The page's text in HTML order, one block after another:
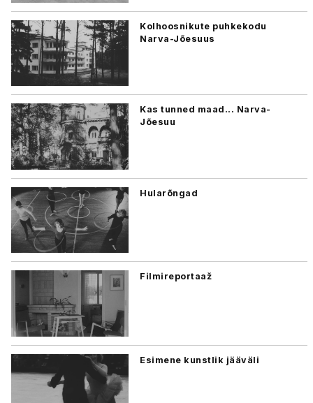
Kolhoosnikute puhkekodu
Narva-Jõesuus
Kas tunned maad... Narva-
Jõesuu
Hularõngad
Filmireportaaž
Esimene kunstlik jääväli